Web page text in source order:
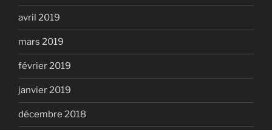
avril 2019
mars 2019
février 2019
janvier 2019
décembre 2018